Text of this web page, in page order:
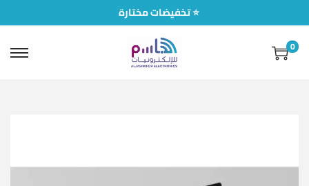
تخفيضات مختارة ⭐
0